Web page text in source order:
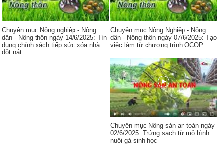
Chuyên mục Nông nghiệp - Nông
dân - Nông thôn ngày 14/6/2025: Tín
dụng chính sách tiếp sức xóa nhà
dột nát
Chuyên mục Nông Nghiệp - Nông
dân - Nông thôn ngày 07/6/2025: Tạo
việc làm từ chương trình OCOP
Chuyên mục Nông sản an toàn ngày
02/6/2025: Trứng sạch từ mô hình
nuôi gà sinh học